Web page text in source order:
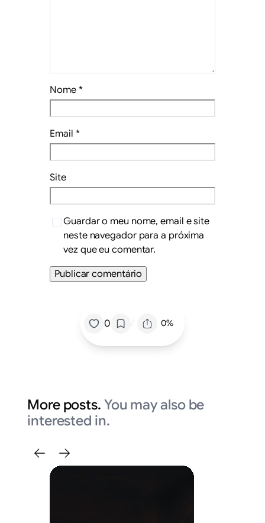
Nome *
Email *
Site
Guardar o meu nome, email e site
neste navegador para a próxima
vez que eu comentar.
0 / 0%
More posts. You may also be
interested in.